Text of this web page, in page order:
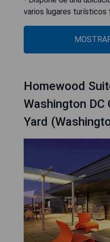
varios lugares turísticos
Homewood
Washington DC
Yard